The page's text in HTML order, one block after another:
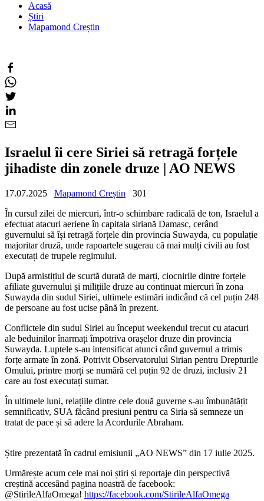
Acasă
Știri
Mapamond Creștin
Israelul îi cere Siriei să retragă forțele
jihadiste din zonele druze | AO NEWS
17.07.2025 Mapamond Creștin
301
În cursul zilei de miercuri, într-o schimbare radicală de ton, Israelul a
efectuat atacuri aeriene în capitala siriană Damasc, cerând
guvernului să își retragă forțele din provincia Suwayda, cu populație
majoritar druză, unde rapoartele sugerau că mai mulți civili au fost
executați de trupele regimului.
După armistițiul de scurtă durată de marți, ciocnirile dintre forțele
afiliate guvernului și milițiile druze au continuat miercuri în zona
Suwayda din sudul Siriei, ultimele estimări indicând că cel puțin 248
de persoane au fost ucise până în prezent.
Conflictele din sudul Siriei au început weekendul trecut cu atacuri
ale beduinilor înarmați împotriva orașelor druze din provincia
Suwayda. Luptele s-au intensificat atunci când guvernul a trimis
forțe armate în zonă. Potrivit Observatorului Sirian pentru Drepturile
Omului, printre morți se numără cel puțin 92 de druzi, inclusiv 21
care au fost executați sumar.
În ultimele luni, relațiile dintre cele două guverne s-au îmbunătățit
semnificativ, SUA făcând presiuni pentru ca Siria să semneze un
tratat de pace și să adere la Acordurile Abraham.
Știre prezentată în cadrul emisiunii „AO NEWS” din 17 iulie 2025.
Urmărește acum cele mai noi știri și reportaje din perspectivă
creștină accesând pagina noastră de facebook:
@StirileAlfaOmega! https://facebook.com/StirileAlfaOmega